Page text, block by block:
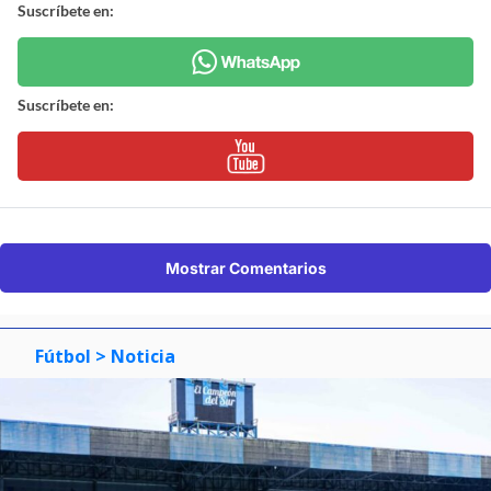
Suscríbete en:
Suscríbete en:
Mostrar Comentarios
Fútbol > Noticia